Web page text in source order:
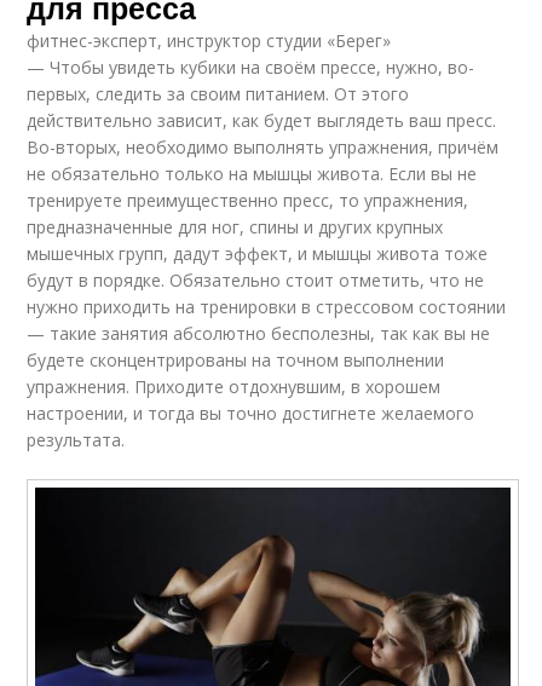
фитнес-эксперт, инструктор студии «Берег»
— Чтобы увидеть кубики на своём прессе, нужно, во-
первых, следить за своим питанием. От этого
действительно зависит, как будет выглядеть ваш пресс.
Во-вторых, необходимо выполнять упражнения, причём
не обязательно только на мышцы живота. Если вы не
тренируете преимущественно пресс, то упражнения,
предназначенные для ног, спины и других крупных
мышечных групп, дадут эффект, и мышцы живота тоже
будут в порядке. Обязательно стоит отметить, что не
нужно приходить на тренировки в стрессовом состоянии
— такие занятия абсолютно бесполезны, так как вы не
будете сконцентрированы на точном выполнении
упражнения. Приходите отдохнувшим, в хорошем
настроении, и тогда вы точно достигнете желаемого
результата.